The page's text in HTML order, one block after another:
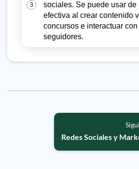
3
sociales. Se puede usar de
efectiva al crear contenido
concursos e interactuar
seguidores.
Redes Sociales y